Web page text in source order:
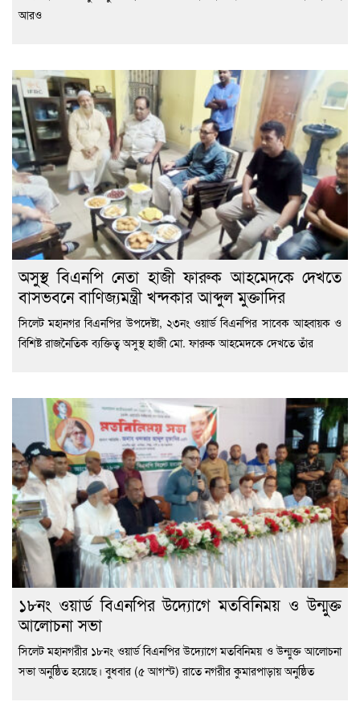
আরও
অসুস্থ বিএনপি নেতা হাজী ফারুক আহমেদকে দেখতে
বাসভবনে বাণিজ্যমন্ত্রী খন্দকার আব্দুল মুক্তাদির
সিলেট মহানগর বিএনপির উপদেষ্টা, ২৩নং ওয়ার্ড বিএনপির সাবেক আহ্বায়ক ও
বিশিষ্ট রাজনৈতিক ব্যক্তিত্ব অসুস্থ হাজী মো. ফারুক আহমেদকে দেখতে তাঁর
১৮নং ওয়ার্ড বিএনপির উদ্যোগে মতবিনিময় ও উন্মুক্ত
আলোচনা সভা
সিলেট মহানগরীর ১৮নং ওয়ার্ড বিএনপির উদ্যোগে মতবিনিময় ও উন্মুক্ত আলোচনা
সভা অনুষ্ঠিত হয়েছে। বুধবার (৫ আগস্ট) রাতে নগরীর কুমারপাড়ায় অনুষ্ঠিত